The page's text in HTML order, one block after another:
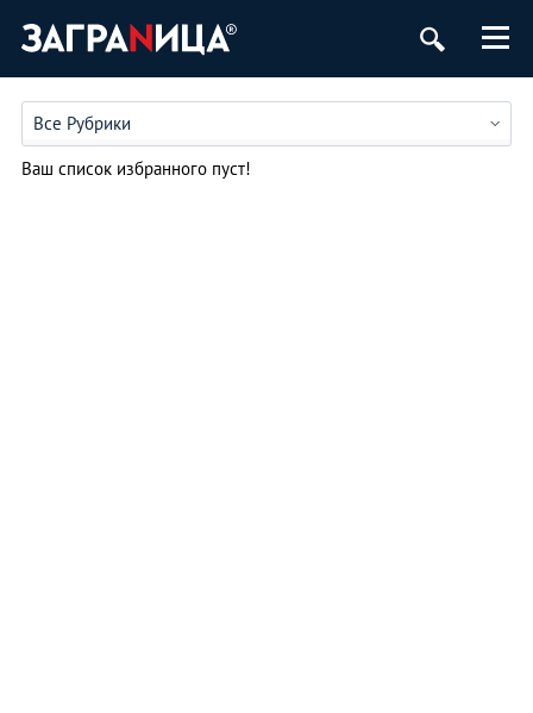
Все Рубрики
Ваш список избранного пуст!